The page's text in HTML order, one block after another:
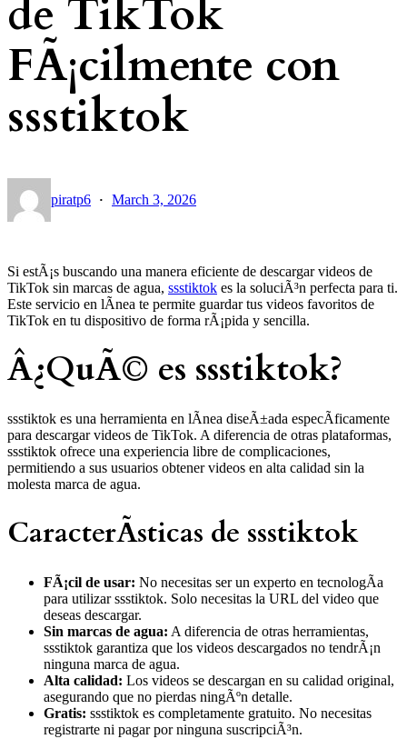
de TikTok
FÃ¡cilmente con
ssstiktok
piratp6 · March 3, 2026
Si estÃ¡s buscando una manera eficiente de descargar videos de
TikTok sin marcas de agua, ssstiktok es la soluciÃ³n perfecta para ti.
Este servicio en lÃ­nea te permite guardar tus videos favoritos de
TikTok en tu dispositivo de forma rÃ¡pida y sencilla.
Â¿QuÃ© es ssstiktok?
ssstiktok es una herramienta en lÃ­nea diseÃ±ada especÃ­ficamente
para descargar videos de TikTok. A diferencia de otras plataformas,
ssstiktok ofrece una experiencia libre de complicaciones,
permitiendo a sus usuarios obtener videos en alta calidad sin la
molesta marca de agua.
CaracterÃ­sticas de ssstiktok
FÃ¡cil de usar: No necesitas ser un experto en tecnologÃ­a
para utilizar ssstiktok. Solo necesitas la URL del video que
deseas descargar.
Sin marcas de agua: A diferencia de otras herramientas,
ssstiktok garantiza que los videos descargados no tendrÃ¡n
ninguna marca de agua.
Alta calidad: Los videos se descargan en su calidad original,
asegurando que no pierdas ningÃºn detalle.
Gratis: ssstiktok es completamente gratuito. No necesitas
registrarte ni pagar por ninguna suscripciÃ³n.